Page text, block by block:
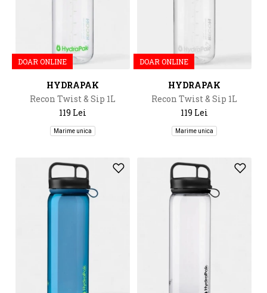
DOAR ONLINE
HYDRAPAK
Recon Twist & Sip 1L
119 Lei
Marime unica
DOAR ONLINE
HYDRAPAK
Recon Twist & Sip 1L
119 Lei
Marime unica